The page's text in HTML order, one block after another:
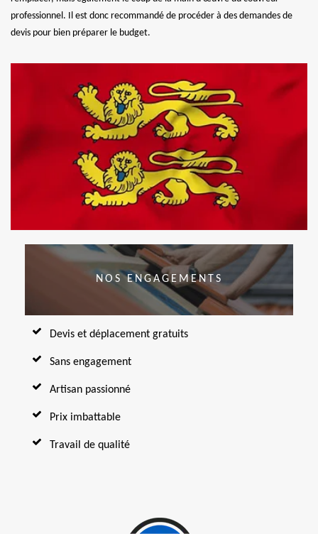
professionnel. Il est donc recommandé de procéder à des demandes de
devis pour bien préparer le budget.
NOS ENGAGEMENTS
Devis et déplacement gratuits
Sans engagement
Artisan passionné
Prix imbattable
Travail de qualité